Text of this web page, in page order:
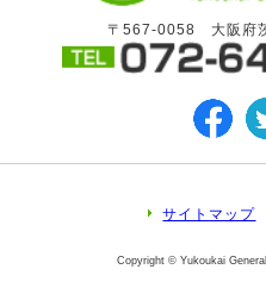
〒567-0058 大阪府
サイトマップ
Copyright © Yukoukai